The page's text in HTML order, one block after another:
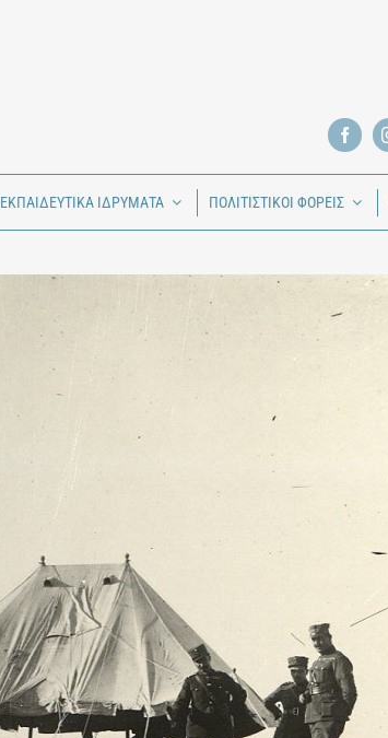
ΕΚΠΑΙΔΕΥΤΙΚΑ ΙΔΡΥΜΑΤΑ ΠΟΛΙΤΙΣΤΙΚΟΙ ΦΟΡΕΙΣ